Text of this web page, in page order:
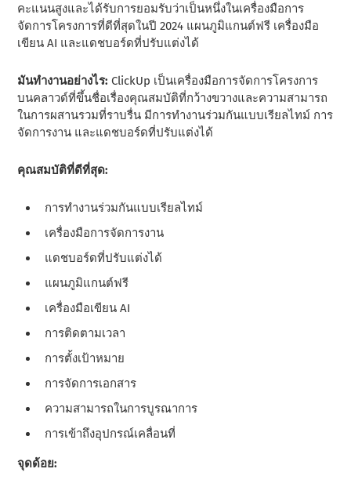
คะแนนสูงและได้รับการยอมรับว่าเป็นหนึ่งในเครื่องมือการ
จัดการโครงการที่ดีที่สุดในปี 2024 แผนภูมิแกนต์ฟรี เครื่องมือ
เขียน AI และแดชบอร์ดที่ปรับแต่งได้
มันทํางานอย่างไร: ClickUp เป็นเครื่องมือการจัดการโครงการ
บนคลาวด์ที่ขึ้นชื่อเรื่องคุณสมบัติที่กว้างขวางและความสามารถ
ในการผสานรวมที่ราบรื่น มีการทํางานร่วมกันแบบเรียลไทม์ การ
จัดการงาน และแดชบอร์ดที่ปรับแต่งได้
คุณสมบัติที่ดีที่สุด:
การทํางานร่วมกันแบบเรียลไทม์
เครื่องมือการจัดการงาน
แดชบอร์ดที่ปรับแต่งได้
แผนภูมิแกนต์ฟรี
เครื่องมือเขียน AI
การติดตามเวลา
การตั้งเป้าหมาย
การจัดการเอกสาร
ความสามารถในการบูรณาการ
การเข้าถึงอุปกรณ์เคลื่อนที่
จุดด้อย: